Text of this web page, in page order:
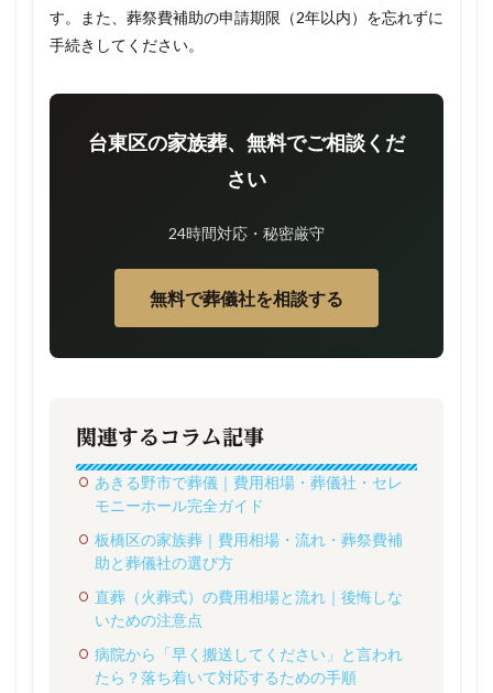
す。また、葬祭費補助の申請期限（2年以内）を忘れずに
手続きしてください。
台東区の家族葬、無料でご相談くだ
さい
24時間対応・秘密厳守
無料で葬儀社を相談する
関連するコラム記事
あきる野市で葬儀｜費用相場・葬儀社・セレ
モニーホール完全ガイド
板橋区の家族葬｜費用相場・流れ・葬祭費補
助と葬儀社の選び方
直葬（火葬式）の費用相場と流れ｜後悔しな
いための注意点
病院から「早く搬送してください」と言われ
たら？落ち着いて対応するための手順